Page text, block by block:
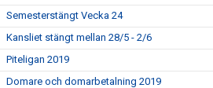
Semesterstängt Vecka 24
Kansliet stängt mellan 28/5 - 2/6
Piteligan 2019
Domare och domarbetalning 2019